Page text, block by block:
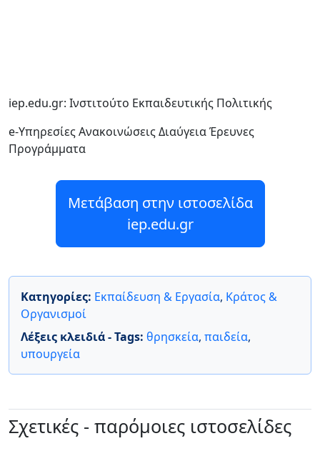
iep.edu.gr: Ινστιτούτο Εκπαιδευτικής Πολιτικής
e-Υπηρεσίες Ανακοινώσεις Διαύγεια Έρευνες
Προγράμματα
Μετάβαση στην ιστοσελίδα
iep.edu.gr
Κατηγορίες: Εκπαίδευση & Εργασία, Κράτος &
Οργανισμοί
Λέξεις κλειδιά - Tags: θρησκεία, παιδεία,
υπουργεία
Σχετικές - παρόμοιες ιστοσελίδες